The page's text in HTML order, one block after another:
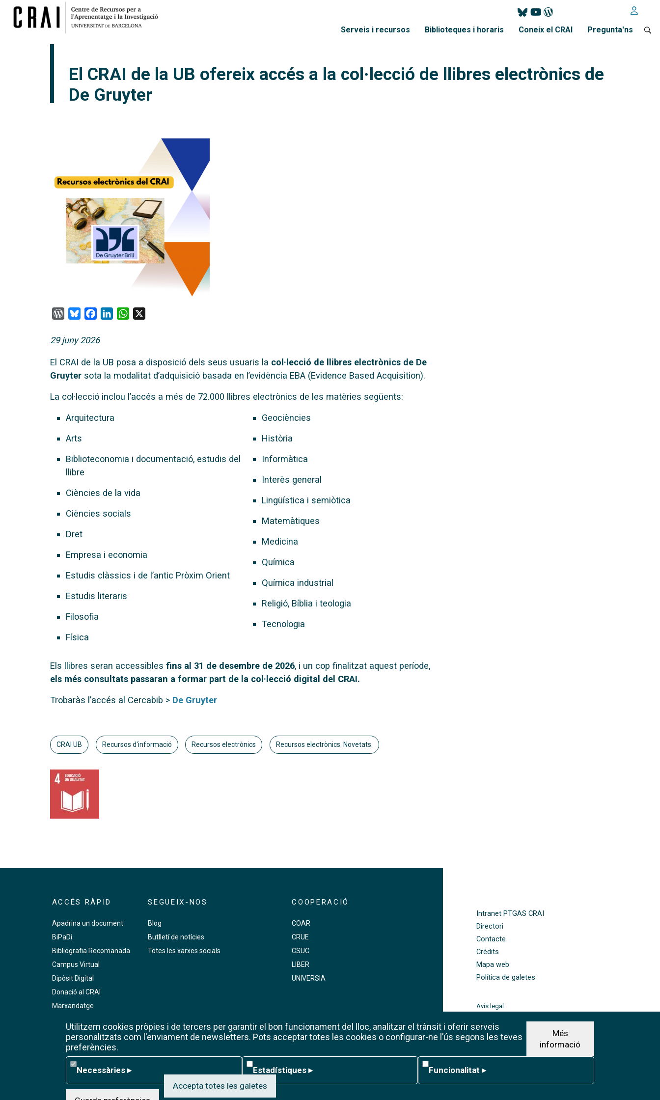
Menú principal
Serveis i recursos Biblioteques i horaris Coneix el CRAI Pregunta'ns
El CRAI de la UB ofereix accés a la col·lecció de llibres electrònics de
De Gruyter
WordPress
BlueskyFacebook
LinkedInWhatsApp
29 juny 2026
El CRAI de la UB posa a disposició dels seus usuaris la col·lecció de llibres electrònics de De
Gruyter sota la modalitat d’adquisició basada en l’evidència EBA (Evidence Based Acquisition).
La col·lecció inclou l’accés a més de 72.000 llibres electrònics de les matèries següents:
Arquitectura
Arts
Biblioteconomia i documentació, estudis del
llibre
Ciències de la vida
Ciències socials
Dret
Empresa i economia
Estudis clàssics i de l’antic Pròxim Orient
Estudis literaris
Filosofia
Física
Geociències
Història
Informàtica
Interès general
Lingüística i semiòtica
Matemàtiques
Medicina
Química
Química industrial
Religió, Bíblia i teologia
Tecnologia
Els llibres seran accessibles fins al 31 de desembre de 2026, i un cop finalitzat aquest període,
els més consultats passaran a formar part de la col·lecció digital del CRAI.
Trobaràs l’accés al Cercabib > De Gruyter
CRAI UB Recursos d'informació Recursos electrònics Recursos electrònics. Novetats.
ACCÉS RÀPID
Apadrina un document
BiPaDi
Bibliografia Recomanada
Campus Virtual
Dipòsit Digital
Donació al CRAI
Marxandatge
RCUB
Reserva de sales de treball
Wifi de la UB
SEGUEIX-NOS
Blog
Butlletí de notícies
Totes les xarxes socials
COOPERACIÓ
COAR
CRUE
CSUC
LIBER
UNIVERSIA
Intranet PTGAS CRAI
Directori
Contacte
Crèdits
Mapa web
Política de galetes
Avís legal
Barcelona
Creative Commons 4.0
Utilitzem cookies pròpies i de tercers per garantir el bon funcionament del lloc, analitzar el trànsit i oferir serveis
personalitzats com l'enviament de newsletters. Pots acceptar totes les cookies o configurar-ne l’ús segons les teves
preferències.
Més
informació
Necessàries
Necessàries▸ Estadístiques
Estadístiques ▸ Funcionalitat
Funcionalitat▸
Accepta totes les galetes